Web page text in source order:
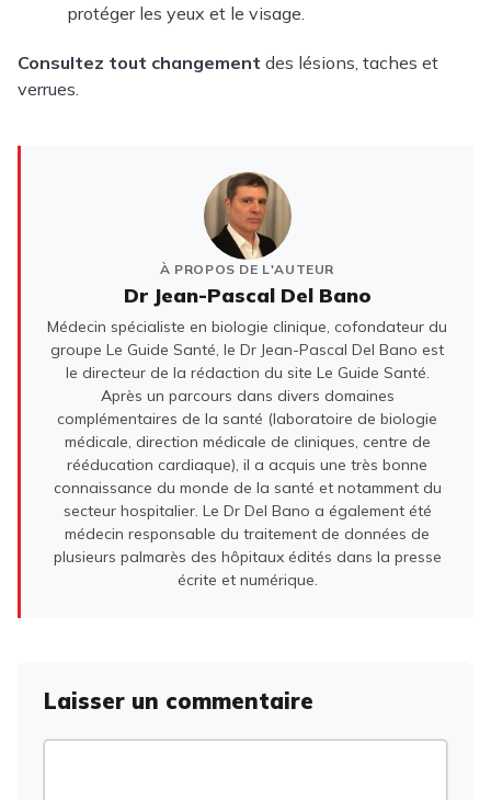
protéger les yeux et le visage.
Consultez tout changement des lésions, taches et
verrues.
À PROPOS DE L'AUTEUR
Dr Jean-Pascal Del Bano
Médecin spécialiste en biologie clinique, cofondateur du
groupe Le Guide Santé, le Dr Jean-Pascal Del Bano est
le directeur de la rédaction du site Le Guide Santé.
Après un parcours dans divers domaines
complémentaires de la santé (laboratoire de biologie
médicale, direction médicale de cliniques, centre de
rééducation cardiaque), il a acquis une très bonne
connaissance du monde de la santé et notamment du
secteur hospitalier. Le Dr Del Bano a également été
médecin responsable du traitement de données de
plusieurs palmarès des hôpitaux édités dans la presse
écrite et numérique.
Laisser un commentaire